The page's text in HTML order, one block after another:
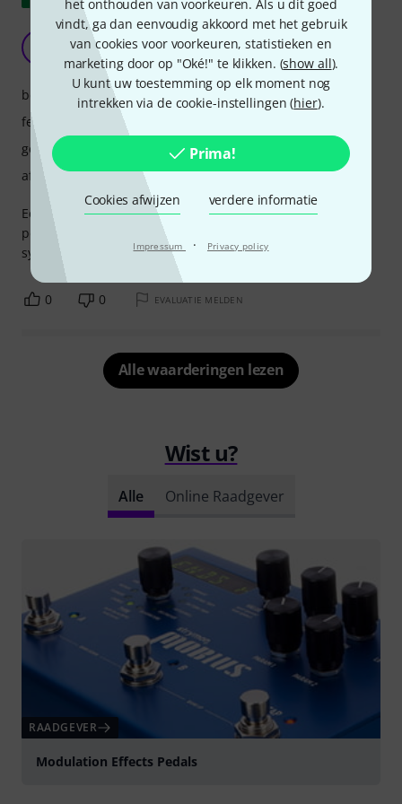
het onthouden van voorkeuren. Als u dit goed
vindt, ga dan eenvoudig akkoord met het gebruik
van cookies voor voorkeuren, statistieken en
marketing door op "Oké!" te klikken. (show all).
U kunt uw toestemming op elk moment nog
intrekken via de cookie-instellingen (hier).
Prima!
Cookies afwijzen verdere informatie
Impressum · Privacy policy
Geweldig pedaal
ALBEAT 23.11.2025
Een werkelijk uitstekend pedaal, solide constructie en
perfecte functies, ook voor het balanceren van het
synthsignaal naar gitaarpedalen.
bediening
features
geluid
afwerking
0 0 EVALUATIE MELDEN
Alle waarderingen lezen
Wist u?
Alle Online Raadgever
RAADGEVER
Modulation Effects Pedals